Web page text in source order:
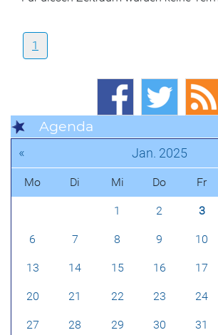
1
Agenda
« Jan. 2025
Mo Di Mi Do Fr
1 2 3
6 7 8 9 10
13 14 15 16 17
20 21 22 23 24
27 28 29 30 31